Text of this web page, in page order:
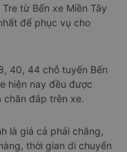
từ Bến xe Miền Tây
để phục vụ cho
40, 44 chỗ tuyến Bến
hiện nay đều được
chăn đắp trên xe.
là giá cả phải chăng,
thời gian di chuyển